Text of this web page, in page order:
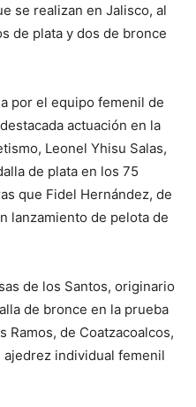
se realizan en Jalisco, al
de plata y dos de bronce
por el equipo femenil de
actuación en la
Leonel Yhisu Salas,
de plata en los 75
que Fidel Hernández, de
lanzamiento de pelota de
de los Santos, originario
de bronce en la prueba
Ramos, de Coatzacoalcos,
individual femenil